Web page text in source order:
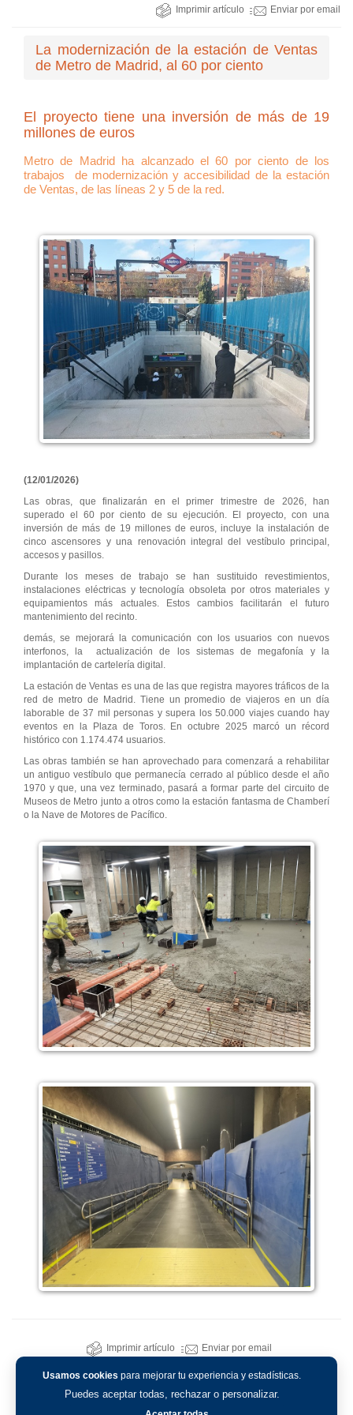
Usamos cookies para mejorar tu experiencia y estadísticas.
Puedes aceptar todas, rechazar o personalizar.
Imprimir artículo Enviar por email
La modernización de la estación de Ventas
de Metro de Madrid, al 60 por ciento
El proyecto tiene una inversión de más de 19
millones de euros
Metro de Madrid ha alcanzado el 60 por ciento de los
trabajos de modernización y accesibilidad de la estación
de Ventas, de las líneas 2 y 5 de la red.
(12/01/2026)
Las obras, que finalizarán en el primer trimestre de 2026, han
superado el 60 por ciento de su ejecución. El proyecto, con una
inversión de más de 19 millones de euros, incluye la instalación de
cinco ascensores y una renovación integral del vestíbulo principal,
accesos y pasillos.
Durante los meses de trabajo se han sustituido revestimientos,
instalaciones eléctricas y tecnología obsoleta por otros materiales y
equipamientos más actuales. Estos cambios facilitarán el futuro
mantenimiento del recinto.
demás, se mejorará la comunicación con los usuarios con nuevos
interfonos, la actualización de los sistemas de megafonía y la
implantación de cartelería digital.
La estación de Ventas es una de las que registra mayores tráficos de la
red de metro de Madrid. Tiene un promedio de viajeros en un día
laborable de 37 mil personas y supera los 50.000 viajes cuando hay
eventos en la Plaza de Toros. En octubre 2025 marcó un récord
histórico con 1.174.474 usuarios.
Las obras también se han aprovechado para comenzará a rehabilitar
un antiguo vestíbulo que permanecía cerrado al público desde el año
1970 y que, una vez terminado, pasará a formar parte del circuito de
Museos de Metro junto a otros como la estación fantasma de Chamberí
o la Nave de Motores de Pacífico.
Imprimir artículo Enviar por email